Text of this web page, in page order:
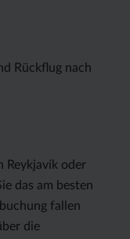
Rückflug nach
Reykjavík oder
das am besten
fallen
die